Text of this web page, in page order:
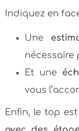
Indiquez en
Une
nécessaire
Et une
vous
Enfin, le top